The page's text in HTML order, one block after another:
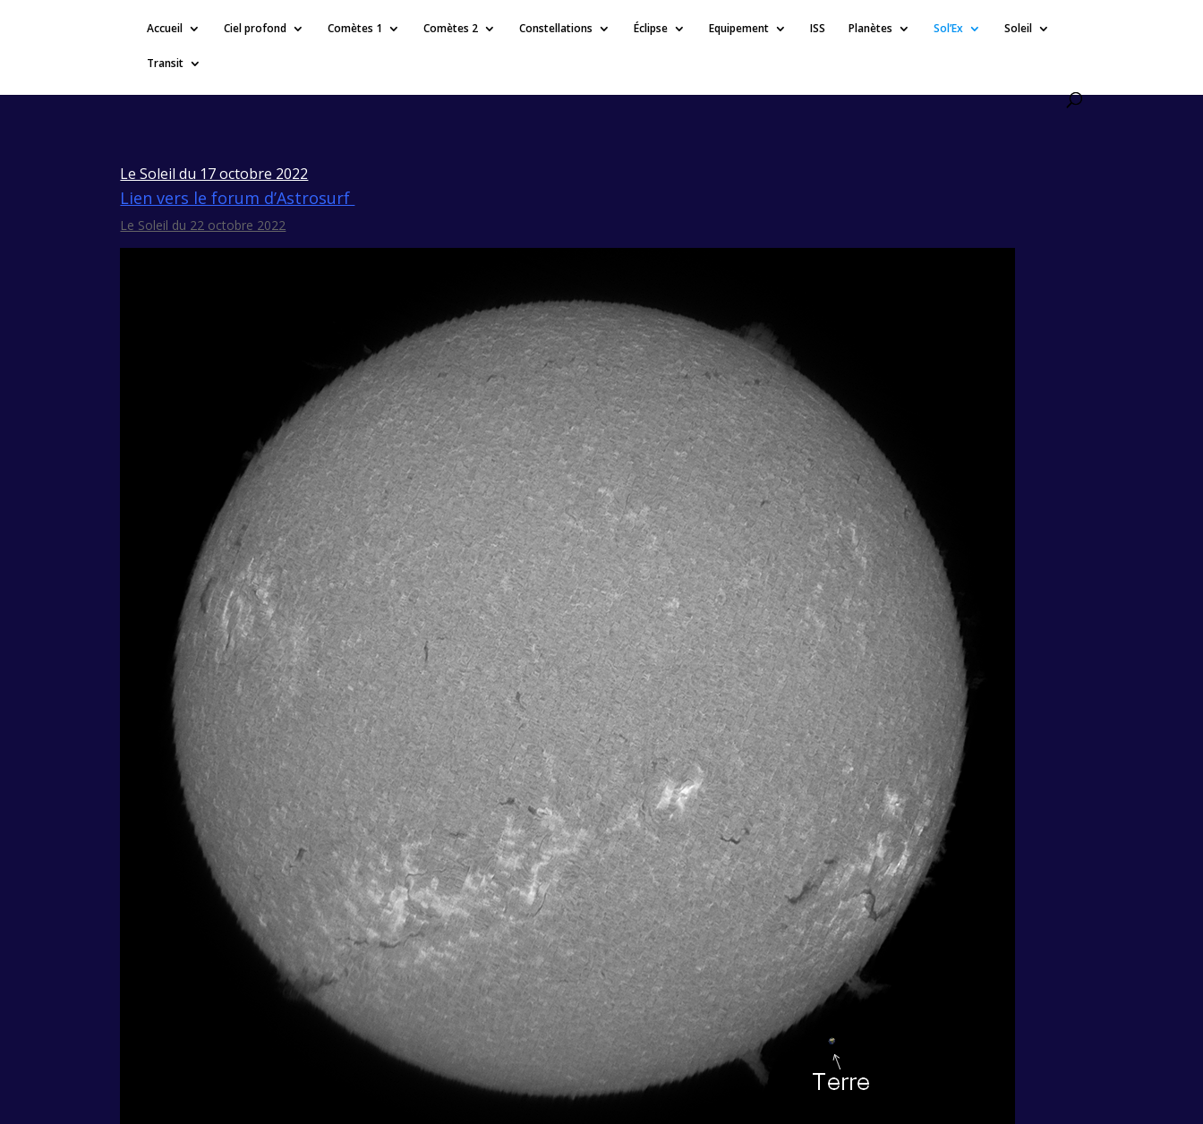
Accueil Ciel profond Comètes 1 Comètes 2 Constellations Éclipse Equipement ISS Planètes Sol’Ex Soleil
Transit
Le Soleil du 17 octobre 2022
Lien vers le forum d’Astrosurf
Le Soleil du 22 octobre 2022